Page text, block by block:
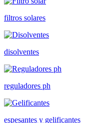
filtros solares
disolventes
reguladores ph
espesantes y gelificantes